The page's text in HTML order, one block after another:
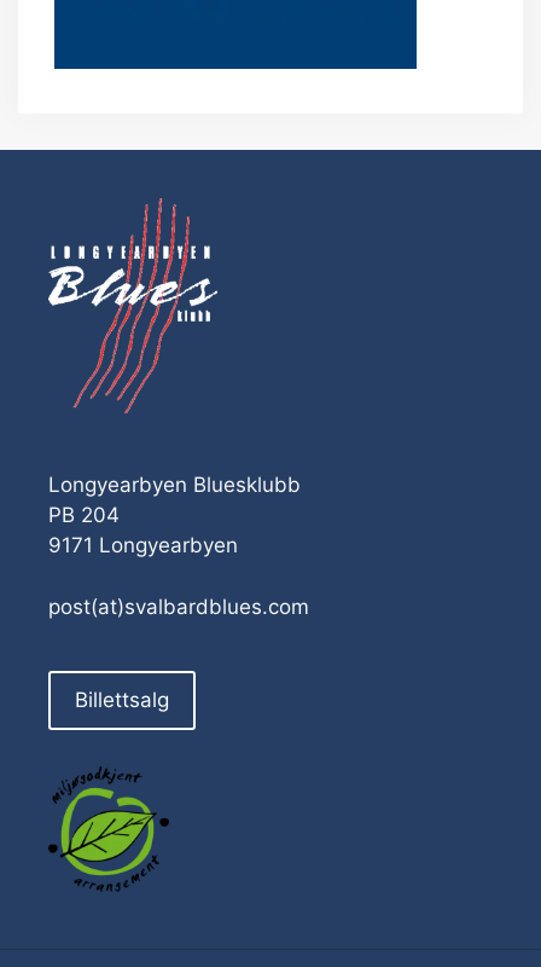
Longyearbyen Bluesklubb
PB 204
9171 Longyearbyen
post(at)svalbardblues.com
Billettsalg